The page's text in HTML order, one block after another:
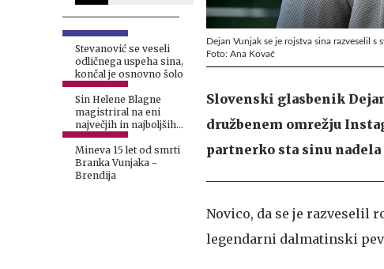
Stevanović se veseli
odličnega uspeha sina,
končal je osnovno šolo
Sin Helene Blagne
magistriral na eni
največjih in najboljših
pravnih fakultet
Mineva 15 let od smrti
Branka Vunjaka -
Brendija
Dejan Vunjak se je rojstva sina razveselil s
Foto: Ana Kovač
Slovenski glasbenik
družbenem omrežju
partnerko sta sinu
Novico, da se je razveselil
legendarni dalmatinski